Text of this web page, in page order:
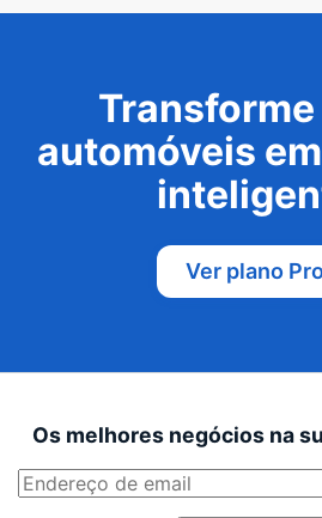
automóveis
Ver plano
Os melhores negócios na